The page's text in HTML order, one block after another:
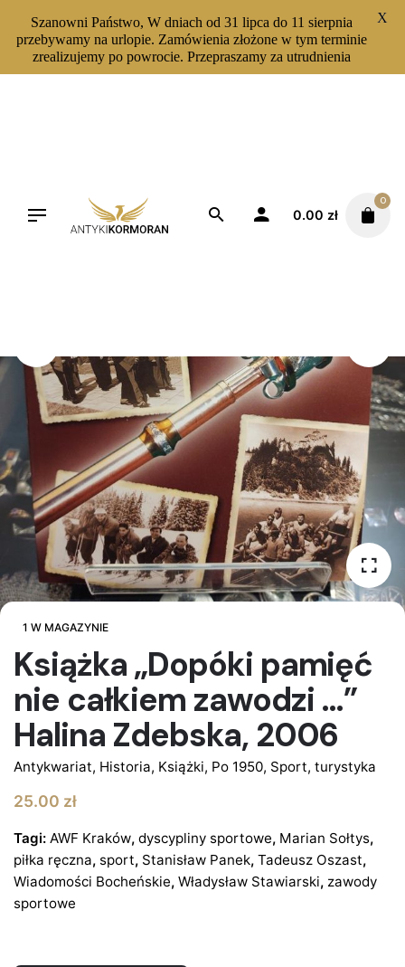
0.00 zł
0
1 W MAGAZYNIE
Książka „Dopóki pamięć
nie całkiem zawodzi …”
Halina Zdebska, 2006
Antykwariat, Historia, Książki, Po 1950, Sport, turystyka
25.00 zł
Tagi: AWF Kraków, dyscypliny sportowe, Marian Sołtys,
piłka ręczna, sport, Stanisław Panek, Tadeusz Oszast,
Wiadomości Bocheńskie, Władysław Stawiarski, zawody
sportowe
Szanowni Państwo, W dniach od 31 lipca do 11 sierpnia
przebywamy na urlopie. Zamówienia złożone w tym terminie
zrealizujemy po powrocie. Przepraszamy za utrudnienia
X